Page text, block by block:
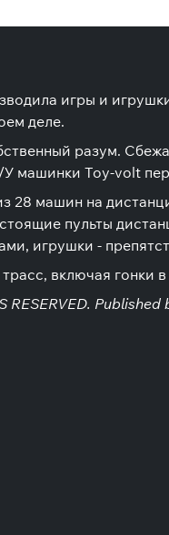
игры и
деле.
разум.
машинки Toy-volt
28 машин на
пульты
игрушки -
включая
RESERVED.